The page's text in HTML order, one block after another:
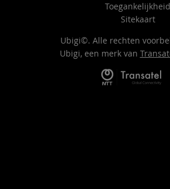
Toegankelijkheid
Sitekaart
Ubigi©. Alle rechten
Ubigi, een merk van